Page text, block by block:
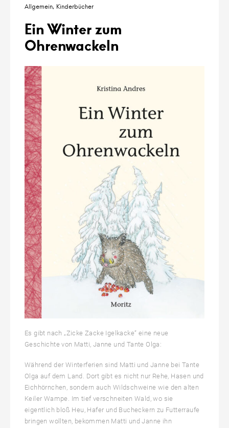
Allgemein Kinderbücher
Ein Winter zum
Ohrenwackeln
Es gibt nach „Zicke Zacke Igelkacke“ eine neue
Geschichte von Matti, Janne und Tante Olga:
Während der Winterferien sind Matti und Janne bei Tante
Olga auf dem Land. Dort gibt es nicht nur Rehe, Hasen und
Eichhörnchen, sondern auch Wildschweine wie den alten
Keiler Wampe. Im tief verschneiten Wald, wo sie
eigentlich bloß Heu, Hafer und Bucheckern zu Futterraufe
bringen wollten, bekommen Matti und Janne ihn